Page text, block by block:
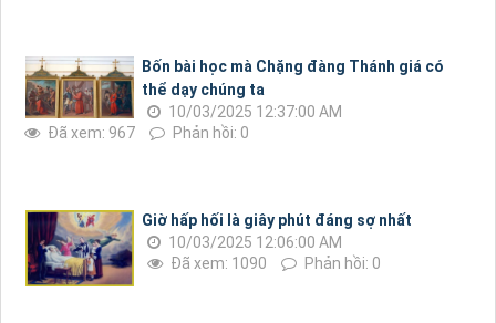
Bốn bài học mà Chặng đàng Thánh giá có
thể dạy chúng ta
10/03/2025 12:37:00 AM
Đã xem: 967
Phản hồi: 0
Giờ hấp hối là giây phút đáng sợ nhất
10/03/2025 12:06:00 AM
Đã xem: 1090
Phản hồi: 0